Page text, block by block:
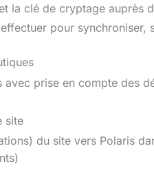
et la clé de cryptage
pour synchroniser,
avec prise en compte des
site
du site vers Polaris